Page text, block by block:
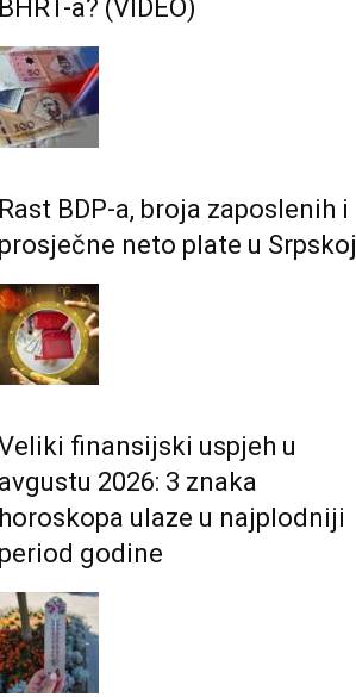
a? (VIDEO)
BDP-a, broja zaposlenih i
neto plate u Srpskoj
finansijski uspjeh u
2026: 3 znaka
ulaze u najplodniji
godine